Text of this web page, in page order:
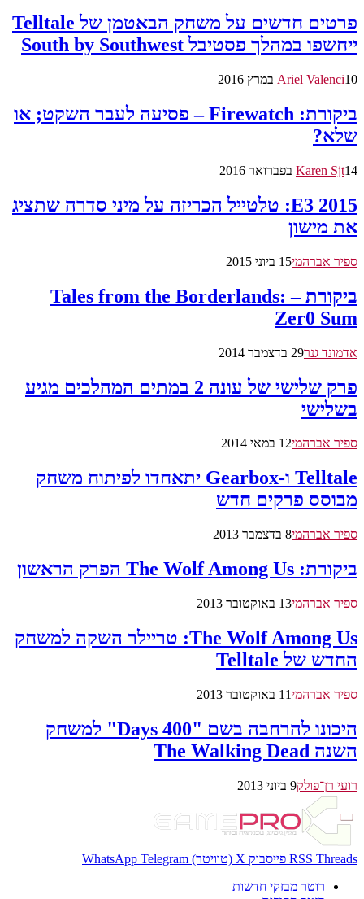
פרטים חדשים על משחק הבאטמן של Telltale
ייחשפו במהלך פסטיבל South by Southwest
Ariel Valenci10 במרץ 2016
ביקורת: Firewatch – פסיעה לעבר השקט; או
שלא?
Karen Sjt14 בפברואר 2016
E3 2015: טלטייל הכריזה על מיני סדרה שתציג
את מישון
ספיר אברהמי15 ביוני 2015
ביקורת – Tales from the Borderlands:
Zer0 Sum
אדמונד גנר29 בדצמבר 2014
פרק שלישי של עונה 2 במתים המהלכים מגיע
בשלישי
ספיר אברהמי12 במאי 2014
Telltale ו-Gearbox יתאחדו לפיתוח משחק
מבוסס פרקים חדש
ספיר אברהמי8 בדצמבר 2013
ביקורת: The Wolf Among Us הפרק הראשון
ספיר אברהמי13 באוקטובר 2013
The Wolf Among Us: טריילר השקה למשחק
החדש של Telltale
ספיר אברהמי11 באוקטובר 2013
היכונו להרחבה בשם "400 Days" למשחק
השנה The Walking Dead
רועי רן־פולק9 ביוני 2013
RSS Threads פייסבוק X (טוויטר) WhatsApp Telegram
רוטר מבזקי חדשות